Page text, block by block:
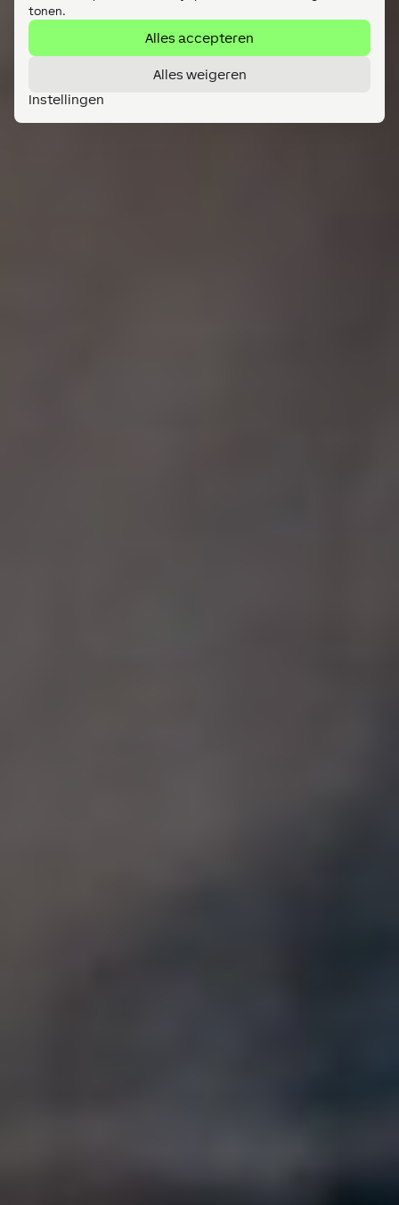
tonen.
Alles accepteren
Alles weigeren
Instellingen